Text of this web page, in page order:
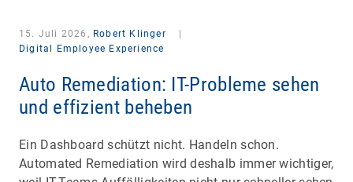
15. Juli 2026, Robert Klinger
Digital Employee Experience
Auto Remediation: IT-Probleme sehen
und effizient beheben
Ein Dashboard schützt nicht. Handeln schon.
Automated Remediation wird deshalb immer wichtiger,